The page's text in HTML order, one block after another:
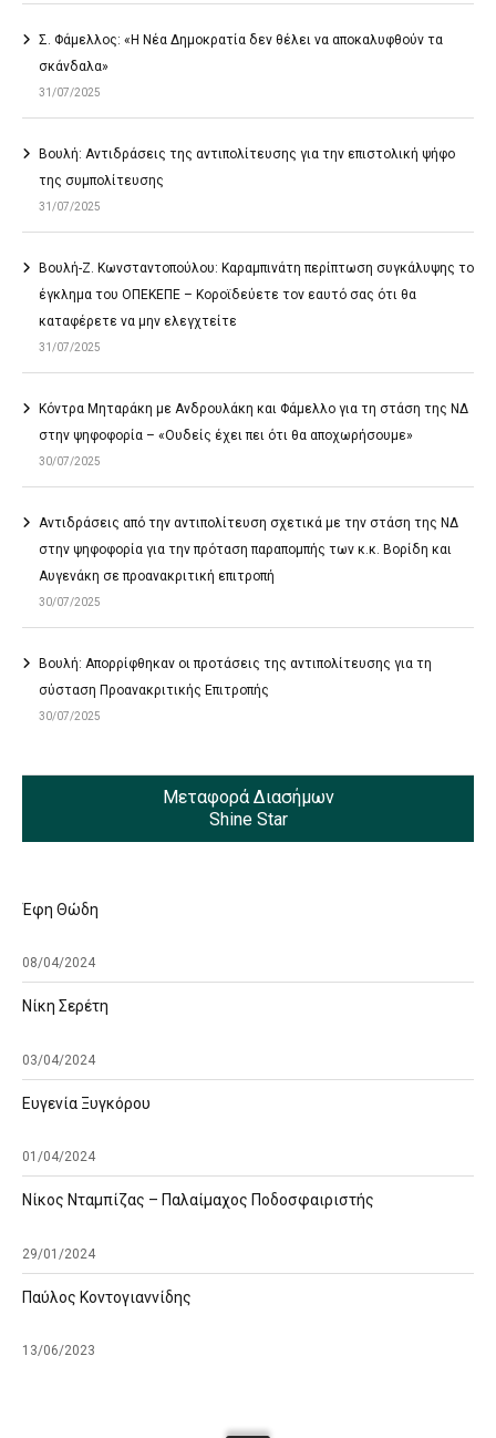
Σ. Φάμελλος: «Η Νέα Δημοκρατία δεν θέλει να αποκαλυφθούν τα
σκάνδαλα»
31/07/2025
Βουλή: Αντιδράσεις της αντιπολίτευσης για την επιστολική ψήφο
της συμπολίτευσης
31/07/2025
Βουλή-Ζ. Κωνσταντοπούλου: Καραμπινάτη περίπτωση συγκάλυψης το
έγκλημα του ΟΠΕΚΕΠΕ – Κοροϊδεύετε τον εαυτό σας ότι θα
καταφέρετε να μην ελεγχτείτε
31/07/2025
Κόντρα Μηταράκη με Ανδρουλάκη και Φάμελλο για τη στάση της ΝΔ
στην ψηφοφορία – «Ουδείς έχει πει ότι θα αποχωρήσουμε»
30/07/2025
Αντιδράσεις από την αντιπολίτευση σχετικά με την στάση της ΝΔ
στην ψηφοφορία για την πρόταση παραπομπής των κ.κ. Βορίδη και
Αυγενάκη σε προανακριτική επιτροπή
30/07/2025
Βουλή: Απορρίφθηκαν οι προτάσεις της αντιπολίτευσης για τη
σύσταση Προανακριτικής Επιτροπής
30/07/2025
Μεταφορά Διασήμων
Shine Star
Έφη Θώδη
08/04/2024
Νίκη Σερέτη
03/04/2024
Ευγενία Ξυγκόρου
01/04/2024
Νίκος Νταμπίζας – Παλαίμαχος Ποδοσφαιριστής
29/01/2024
Παύλος Κοντογιαννίδης
13/06/2023